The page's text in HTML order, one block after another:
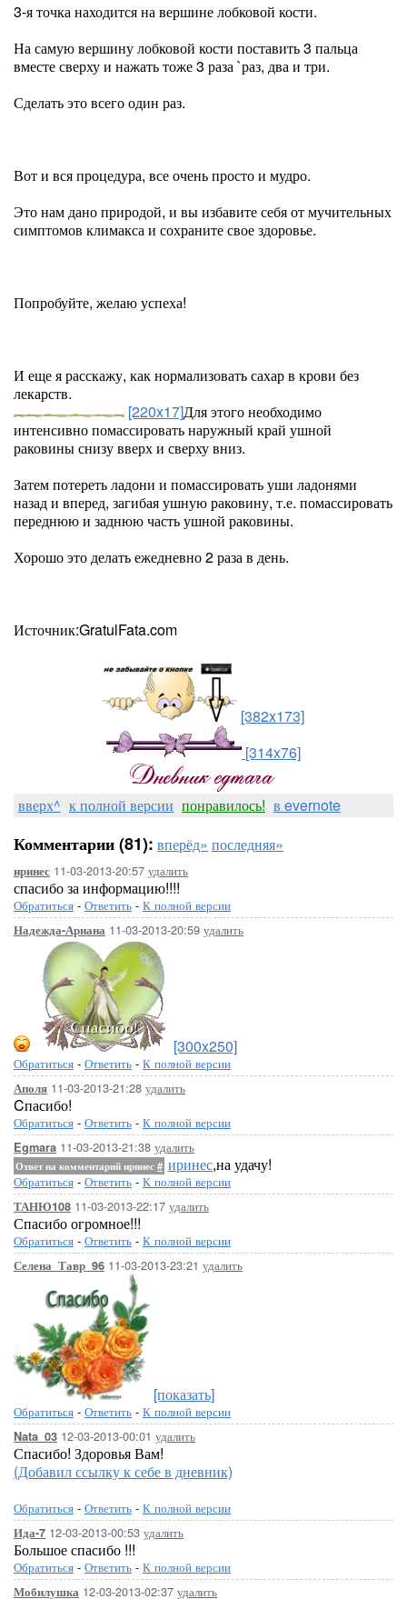
3-я точка находится на вершине лобковой кости.
На самую вершину лобковой кости поставить 3 пальца
вместе сверху и нажать тоже 3 раза `раз, два и три.
Сделать это всего один раз.
Вот и вся процедура, все очень просто и мудро.
Это нам дано природой, и вы избавите себя от мучительных
симптомов климакса и сохраните свое здоровье.
Попробуйте, желаю успеха!
И еще я расскажу, как нормализовать сахар в крови без
лекарств.
[220x17]Для этого необходимо
интенсивно помассировать наружный край ушной
раковины снизу вверх и сверху вниз.
Затем потереть ладони и помассировать уши ладонями
назад и вперед, загибая ушную раковину, т.е. помассировать
переднюю и заднюю часть ушной раковины.
Хорошо это делать ежедневно 2 раза в день.
Источник:GratulFata.com
[382x173]
[314x76]
вверх^ к полной версии понравилось! в evernote
Комментарии (81): вперёд» последняя»
иринес 11-03-2013-20:57 удалить
спасибо за информацию!!!!
Обратиться - Ответить - К полной версии
Надежда-Ариана 11-03-2013-20:59 удалить
[300x250]
Обратиться - Ответить - К полной версии
Аполя 11-03-2013-21:28 удалить
Cпасибо!
Обратиться - Ответить - К полной версии
Egmara 11-03-2013-21:38 удалить
Ответ на комментарий иринес # иринес,на удачу!
Обратиться - Ответить - К полной версии
ТАНЮ108 11-03-2013-22:17 удалить
Спасибо огромное!!!
Обратиться - Ответить - К полной версии
Селена_Тавр_96 11-03-2013-23:21 удалить
[показать]
Обратиться - Ответить - К полной версии
Nata_03 12-03-2013-00:01 удалить
Спасибо! Здоровья Вам!
(Добавил ссылку к себе в дневник)
Обратиться - Ответить - К полной версии
Ида-7 12-03-2013-00:53 удалить
Большое спасибо !!!
Обратиться - Ответить - К полной версии
Мобилушка 12-03-2013-02:37 удалить